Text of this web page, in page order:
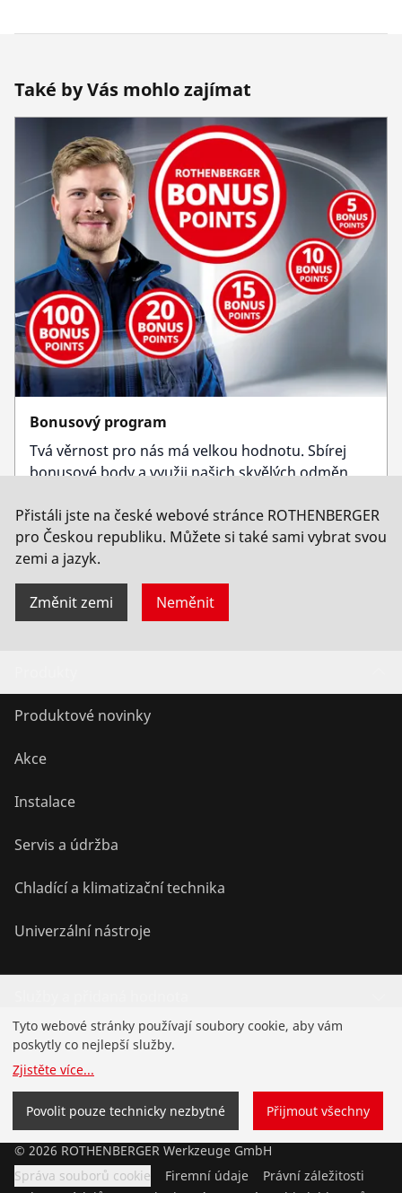
Také by Vás mohlo zajímat
Bonusový program
Tvá věrnost pro nás má velkou hodnotu. Sbírej
bonusové body a využij našich skvělých odměn
O bonusovém programu
Přistáli jste na české webové stránce ROTHENBERGER
pro Českou republiku. Můžete si také sami vybrat svou
zemi a jazyk.
Změnit zemi Neměnit
Produktové novinky
Akce
Instalace
Servis a údržba
Chladící a klimatizační technika
Univerzální nástroje
Know-how
© 2026 ROTHENBERGER Werkzeuge GmbH
Správa souborů cookie
Firemní údaje
Právní záležitosti
Tyto webové stránky používají soubory cookie, aby vám
poskytly co nejlepší služby.
Zjistěte více...
Povolit pouze technicky nezbytné Přijmout všechny